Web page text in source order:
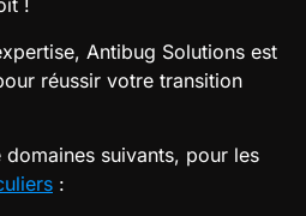
!
Antibug Solutions est
réussir votre transition
suivants, pour les
: